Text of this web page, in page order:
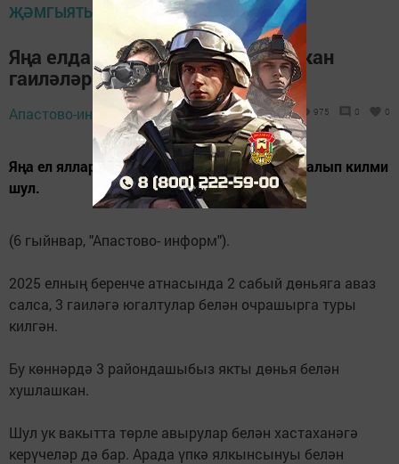
ҖӘМГЫЯТЬ ҺӘМ БЕЗ
Яңа елда борчулар белән очрашкан
гаиләләр дә бар
Апастово-информ, 6 гыйнвар 2025 - 23:00 975 0 0
Яңа ел яллары һәр йортка да шатлык кына алып килми
шул.
(6 гыйнвар, "Апастово- информ").
2025 елның беренче атнасында 2 сабый дөньяга аваз
салса, 3 гаиләгә югалтулар белән очрашырга туры
килгән.
Бу көннәрдә 3 райондашыбыз якты дөнья белән
хушлашкан.
Шул ук вакытта төрле авырулар белән хастаханәгә
керүчеләр дә бар. Арада үпкә ялкынсынуы белән